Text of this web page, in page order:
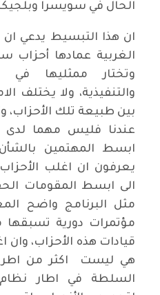
الحال في سويسرا
ان هذا التبسيط يدعي ان
الغربية عمادها أحزاب
وتختار ممثليها في
والتنفيذية، ولا يختلف
بين طبيعة تلك الأحزاب،
عندنا فليس مهما لدى
ابسط المهتمين
يعرفون ان اغلب الأحزاب
الى ابسط المقومات
مثل البرنامج واضح
مؤتمرات دورية تسبقها
قيادات هذه الأحزاب، وان
هي ليست اكثر من اطر
السلطة في اطار